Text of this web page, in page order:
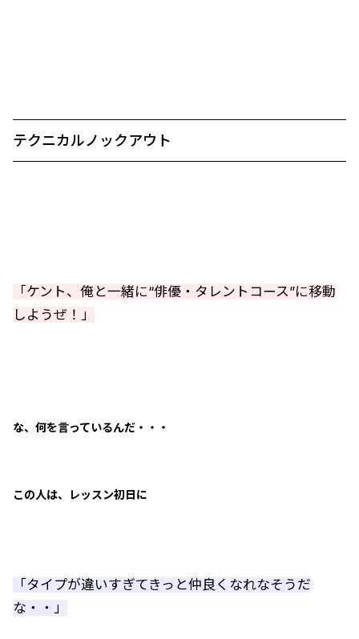
テクニカルノックアウト
「ケント、俺と一緒に“俳優・タレントコース”に移動
しようぜ！」
な、何を言っているんだ・・・
この人は、レッスン初日に
「タイプが違いすぎてきっと仲良くなれなそうだ
な・・」